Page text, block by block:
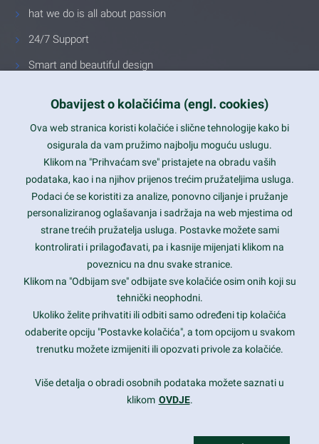
hat we do is all about passion
24/7 Support
Smart and beautiful design
Latest trends and much more...
Contact Info
1600 Amphitheatre Parkway, Mountain View, CA 94043
prothemes.net@gmail.com
Daily: 9:00 am - 6:00 pm
Sunday: Closed
Copyright 2017FRESHFACE© All Rights Reserved
Obavijest o kolačićima (engl. cookies)
Ova web stranica koristi kolačiće i slične tehnologije kako bi
osigurala da vam pružimo najbolju moguću uslugu.
Klikom na "Prihvaćam sve" pristajete na obradu vaših
podataka, kao i na njihov prijenos trećim pružateljima usluga.
Podaci će se koristiti za analize, ponovno ciljanje i pružanje
personaliziranog oglašavanja i sadržaja na web mjestima od
strane trećih pružatelja usluga. Postavke možete sami
kontrolirati i prilagođavati, pa i kasnije mijenjati klikom na
poveznicu na dnu svake stranice.
Klikom na "Odbijam sve" odbijate sve kolačiće osim onih koji su
tehnički neophodni.
Ukoliko želite prihvatiti ili odbiti samo određeni tip kolačića
odaberite opciju "Postavke kolačića", a tom opcijom u svakom
trenutku možete izmijeniti ili opozvati privole za kolačiće.
Više detalja o obradi osobnih podataka možete saznati u
klikom OVDJE.